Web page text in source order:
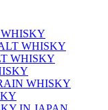
WHISKY
WHISKY
WHISKY